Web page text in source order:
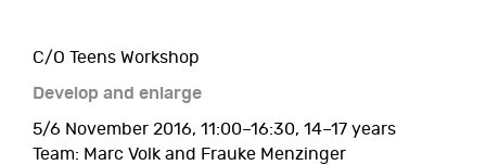
C/O Teens Workshop
Develop and enlarge
5/6 November 2016, 11:00–16:30, 14–17 years
Team: Marc Volk and Frauke Menzinger